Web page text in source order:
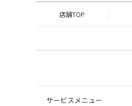
店舗TOP
サービスメニュー